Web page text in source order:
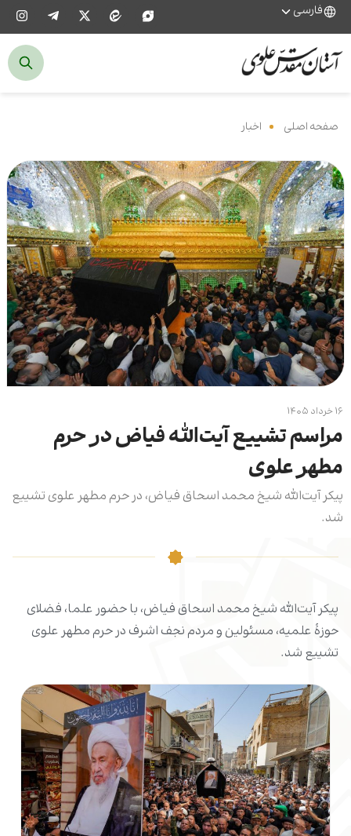
فارسی
صفحه اصلی اخبار
۱۶ خرداد ۱۴۰۵
مراسم تشییع آیت‌الله فیاض در حرم
مطهر علوی
پیکر آیت‌الله شیخ محمد اسحاق فیاض، در حرم مطهر علوی تشییع
شد.
پیکر آیت‌الله شیخ محمد اسحاق فیاض، با حضور علما، فضلای
حوزۀ علمیه، مسئولین و مردم نجف اشرف در حرم مطهر علوی
تشییع شد.